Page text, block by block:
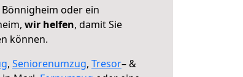
oder ein
wir helfen, damit Sie
können.
, Seniorenumzug, Tresor– &